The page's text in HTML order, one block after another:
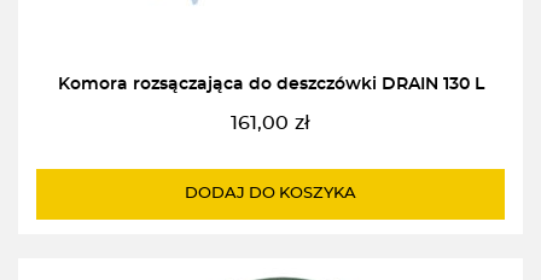
Komora rozsączająca do deszczówki DRAIN 130 L
161,00 zł
DODAJ DO KOSZYKA